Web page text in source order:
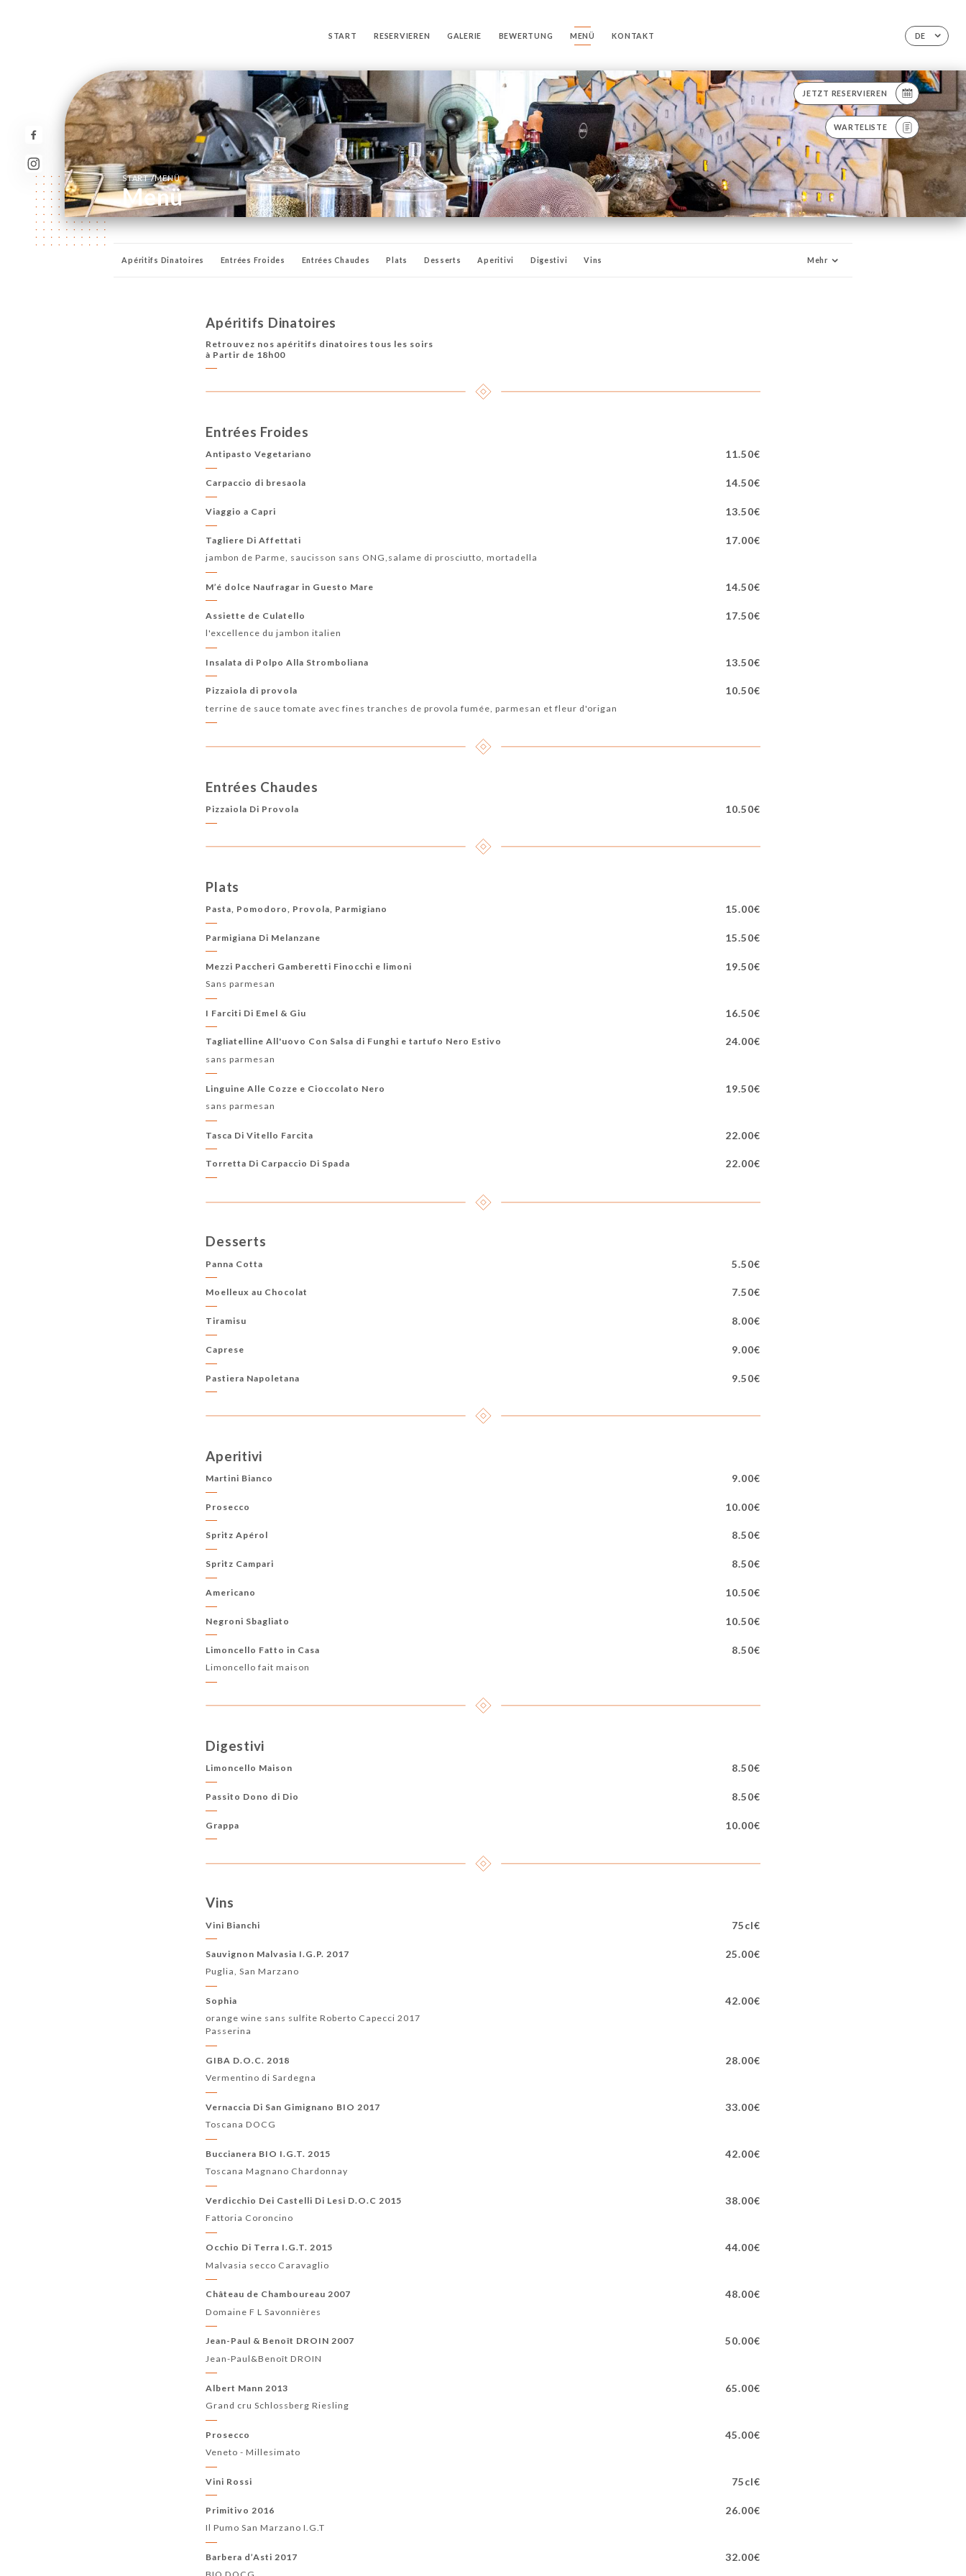
DE
START RESERVIEREN GALERIE BEWERTUNG MENÜ KONTAKT
JETZT RESERVIEREN
WARTELISTE
START/MENÜ
Menü
Apéritifs Dinatoires Entrées Froides Entrées Chaudes Plats Desserts Aperitivi Digestivi Vins Mehr
Apéritifs Dinatoires
Retrouvez nos apéritifs dinatoires tous les soirs
à Partir de 18h00
Entrées Froides
Antipasto Vegetariano 11.50€
Carpaccio di bresaola 14.50€
Viaggio a Capri 13.50€
Tagliere Di Affettati 17.00€
jambon de Parme, saucisson sans ONG,salame di prosciutto, mortadella
M’é dolce Naufragar in Guesto Mare 14.50€
Assiette de Culatello 17.50€
l'excellence du jambon italien
Insalata di Polpo Alla Stromboliana 13.50€
Pizzaiola di provola 10.50€
terrine de sauce tomate avec fines tranches de provola fumée, parmesan et fleur d'origan
Entrées Chaudes
Pizzaiola Di Provola 10.50€
Plats
Pasta, Pomodoro, Provola, Parmigiano 15.00€
Parmigiana Di Melanzane 15.50€
Mezzi Paccheri Gamberetti Finocchi e limoni 19.50€
Sans parmesan
I Farciti Di Emel & Giu 16.50€
Tagliatelline All'uovo Con Salsa di Funghi e tartufo Nero Estivo 24.00€
sans parmesan
Linguine Alle Cozze e Cioccolato Nero 19.50€
sans parmesan
Tasca Di Vitello Farcita 22.00€
Torretta Di Carpaccio Di Spada 22.00€
Desserts
Panna Cotta 5.50€
Moelleux au Chocolat 7.50€
Tiramisu 8.00€
Caprese 9.00€
Pastiera Napoletana 9.50€
Aperitivi
Martini Bianco 9.00€
Prosecco 10.00€
Spritz Apérol 8.50€
Spritz Campari 8.50€
Americano 10.50€
Negroni Sbagliato 10.50€
Limoncello Fatto in Casa 8.50€
Limoncello fait maison
Digestivi
Limoncello Maison 8.50€
Passito Dono di Dio 8.50€
Grappa 10.00€
Vins
Vini Bianchi 75cl€
Sauvignon Malvasia I.G.P. 2017 25.00€
Puglia, San Marzano
Sophia 42.00€
orange wine sans sulfite Roberto Capecci 2017
Passerina
GIBA D.O.C. 2018 28.00€
Vermentino di Sardegna
Vernaccia Di San Gimignano BIO 2017 33.00€
Toscana DOCG
Buccianera BIO I.G.T. 2015 42.00€
Toscana Magnano Chardonnay
Verdicchio Dei Castelli Di Lesi D.O.C 2015 38.00€
Fattoria Coroncino
Occhio Di Terra I.G.T. 2015 44.00€
Malvasia secco Caravaglio
Château de Chamboureau 2007 48.00€
Domaine F L Savonnières
Jean-Paul & Benoît DROIN 2007 50.00€
Jean-Paul&Benoît DROIN
Albert Mann 2013 65.00€
Grand cru Schlossberg Riesling
Prosecco 45.00€
Veneto - Millesimato
Vini Rossi 75cl€
Primitivo 2016 26.00€
Il Pumo San Marzano I.G.T
Barbera d’Asti 2017 32.00€